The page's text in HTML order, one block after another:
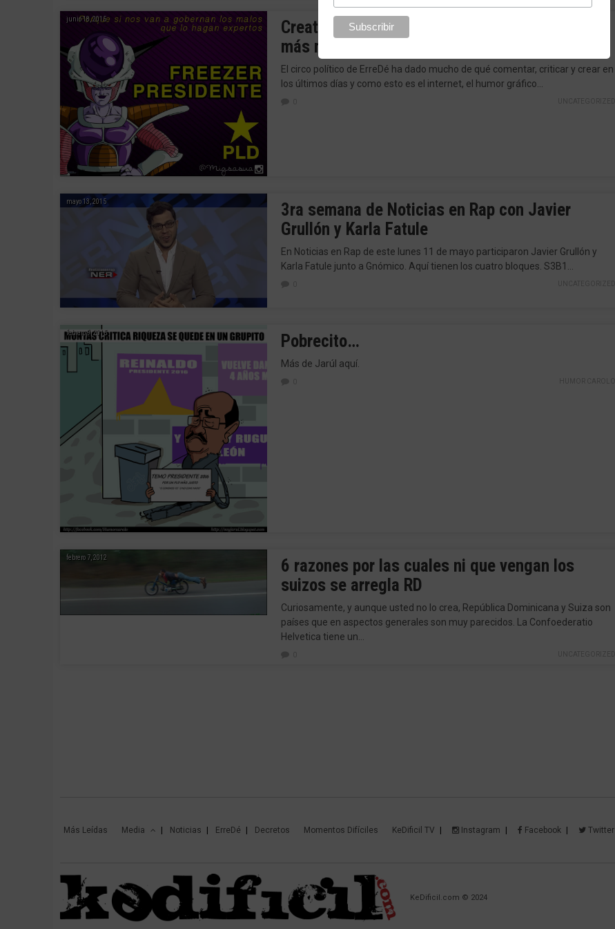
junio 18, 2015
Creativa campaña para postular políticos aún
más malos que los de RD
El circo político de ErreDé ha dado mucho de qué comentar, criticar y crear en
los últimos días y como esto es el internet, el humor gráfico…
mayo 13, 2015
3ra semana de Noticias en Rap con Javier
Grullón y Karla Fatule
En Noticias en Rap de este lunes 11 de mayo participaron Javier Grullón y
Karla Fatule junto a Gnómico. Aquí tienen los cuatro bloques. S3B1…
febrero 9, 2015 Pobrecito…
Más de Jarúl aquí.
febrero 7, 2012
6 razones por las cuales ni que vengan los
suizos se arregla RD
Curiosamente, y aunque usted no lo crea, República Dominicana y Suiza son
países que en aspectos generales son muy parecidos. La Confoederatio
Helvetica tiene un…
Más Leídas Media Noticias ErreDé Decretos Momentos Difíciles KeDificil TV Instagram Facebook Twitter
KeDificil.com © 2024